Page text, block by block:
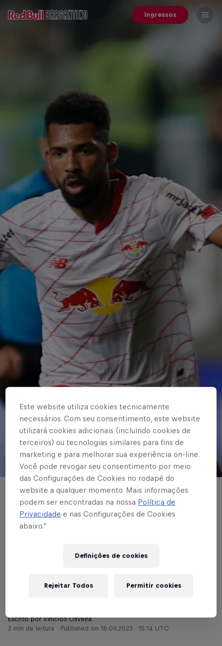
Ingressos
© Red Bull Bragantino
BRASILEIRÃO
Massa Bruta
MG agora em luta
pelo G4
Escrito por Vinicios Oliveira
2 min de leitura
Published on 18.09.2023 · 15:14 UTC
Este website utiliza cookies tecnicamente
necessários. Com seu consentimento, este website
utilizará cookies adicionais (incluindo cookies de
terceiros) ou tecnologias similares para fins de
marketing e para melhorar sua experiência on-line.
Você pode revogar seu consentimento por meio
das Configurações de Cookies no rodapé do
website a qualquer momento. Mais informações
podem ser encontradas na nossa Política de
Privacidade e nas Configurações de Cookies
abaixo.”
Definições de cookies
Rejeitar Todos Permitir cookies